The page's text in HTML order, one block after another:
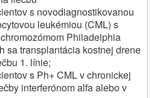
s novodiagnostikovanou
leukémiou (CML) s
Philadelphia
sa transplantácia kostnej drene
1. línie;
s Ph+ CML v chronickej
interferónom alfa alebo v